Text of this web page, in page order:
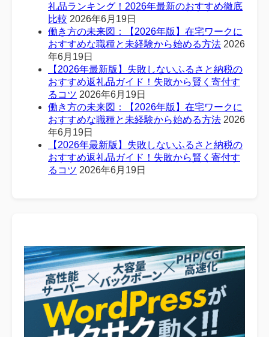
礼品ランキング！2026年最新のおすすめ徹底
比較 2026年6月19日
働き方の未来図：【2026年版】在宅ワークに
おすすめな職種と未経験から始める方法 2026
年6月19日
【2026年最新版】失敗しないふるさと納税の
おすすめ返礼品ガイド！失敗から賢く寄付す
るコツ 2026年6月19日
働き方の未来図：【2026年版】在宅ワークに
おすすめな職種と未経験から始める方法 2026
年6月19日
【2026年最新版】失敗しないふるさと納税の
おすすめ返礼品ガイド！失敗から賢く寄付す
るコツ 2026年6月19日